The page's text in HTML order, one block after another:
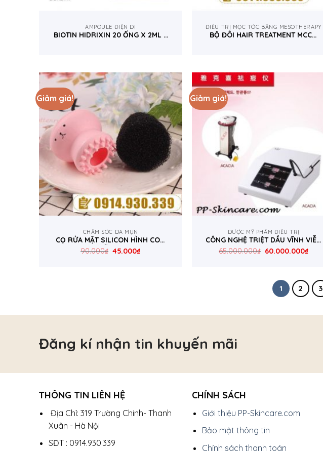
AMPOULE ĐIỆN DI
BIOTIN HIDRIXIN 20 ỐNG X 2ML –
ĐIỀU TRỊ MỌC TÓC BẰNG MESOTHERAPY
BỘ ĐÔI HAIR TREATMENT MCCM
Giảm giá!
CHĂM SÓC DA MỤN
CỌ RỬA MẶT SILICON HÌNH CON
MỰC DỄ THƯƠNG
90.000₫ 45.000₫
Giảm giá!
DƯỢC MỸ PHẨM ĐIỀU TRỊ
CÔNG NGHỆ TRIỆT DẦU VĨNH VIỄN
ACACIA
65.000.000₫ 60.000.000₫
1 2 3
Đăng kí nhận tin khuyến mãi
THÔNG TIN LIÊN HỆ
Địa Chỉ: 319 Trường Chinh- Thanh
Xuân - Hà Nội
SĐT : 0914.930.339
CHÍNH SÁCH
Giới thiệu PP-Skincare.com
Bảo mật thông tin
Chính sách thanh toán